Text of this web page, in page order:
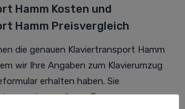
Hamm Kosten und
Hamm Preisvergleich
die genauen Klaviertransport Hamm
wir Ihre Angaben zum Klavierumzug
erhalten haben. Sie
nur ein paar kurze Fragen zum